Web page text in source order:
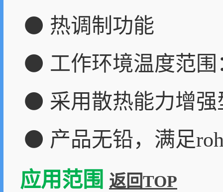
⚫ 热调制功能
⚫ 工作环境温度范
⚫ 采用散热能力增强
⚫ 产品无铅，满足
应用范围 返回TOP